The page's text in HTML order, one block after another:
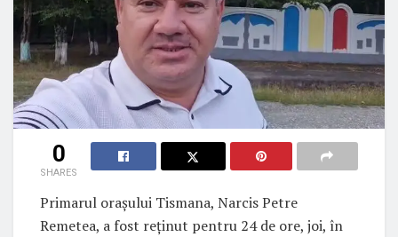
0
SHARES
Primarul orașului Tismana, Narcis Petre
Remetea, a fost reținut pentru 24 de ore, joi, în